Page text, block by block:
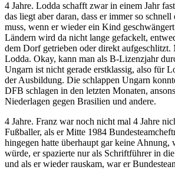
4 Jahre. Lodda schafft zwar in einem Jahr
das liegt aber daran, dass er immer so schnell
muss, wenn er wieder ein Kind
Ländern wird da nicht lange gefackelt,
dem Dorf getrieben oder direkt
Lodda. Okay, kann man als B-Lizenzjahr
Ungarn ist nicht gerade erstklassig, also für
der Ausbildung. Die schlappen Ungarn
DFB schlagen in den letzten Monaten,
Niederlagen gegen Brasilien und andere.
4 Jahre. Franz war noch nicht mal 4 Jahre
Fußballer, als er Mitte 1984
hingegen hatte überhaupt gar keine Ahnung,
würde, er spazierte nur als Schriftführer in
und als er wieder rauskam, war er